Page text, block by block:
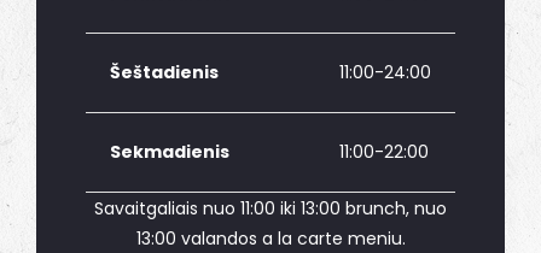
Šeštadienis 11:00-24:00
Sekmadienis 11:00-22:00
Savaitgaliais nuo 11:00 iki 13:00 brunch, nuo
13:00 valandos a la carte meniu.